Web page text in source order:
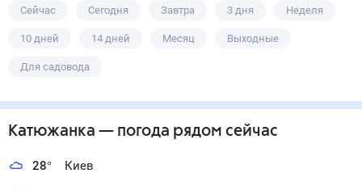
Сейчас Сегодня Завтра 3 дня Неделя
10 дней 14 дней Месяц Выходные
Для садовода
Катюжанка — погода рядом сейчас
28° Киев